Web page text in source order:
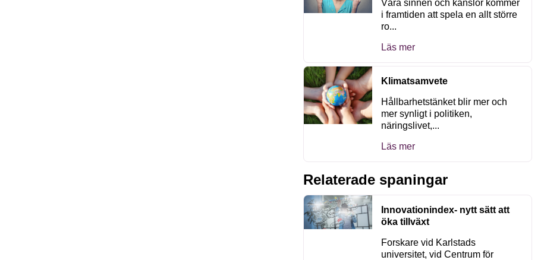
Våra sinnen och känslor kommer
i framtiden att spela en allt större
ro...
Läs mer
Klimatsamvete
Hållbarhetstänket blir mer och
mer synligt i politiken,
näringslivet,...
Läs mer
Relaterade spaningar
Innovationindex- nytt sätt att
öka tillväxt
Forskare vid Karlstads
universitet, vid Centrum för